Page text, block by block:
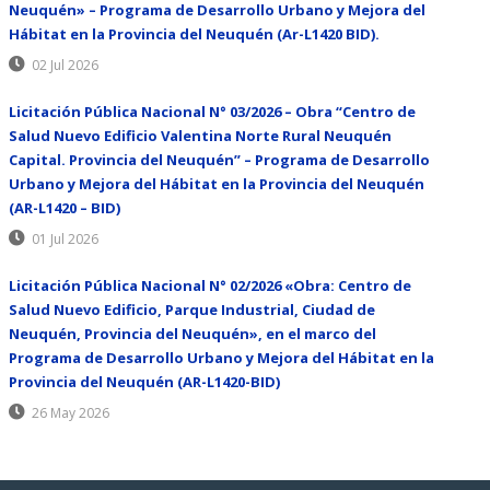
Neuquén» – Programa de Desarrollo Urbano y Mejora del
Hábitat en la Provincia del Neuquén (Ar-L1420 BID).
02 Jul 2026
Licitación Pública Nacional N° 03/2026 – Obra “Centro de
Salud Nuevo Edificio Valentina Norte Rural Neuquén
Capital. Provincia del Neuquén” – Programa de Desarrollo
Urbano y Mejora del Hábitat en la Provincia del Neuquén
(AR-L1420 – BID)
01 Jul 2026
Licitación Pública Nacional N° 02/2026 «Obra: Centro de
Salud Nuevo Edificio, Parque Industrial, Ciudad de
Neuquén, Provincia del Neuquén», en el marco del
Programa de Desarrollo Urbano y Mejora del Hábitat en la
Provincia del Neuquén (AR-L1420-BID)
26 May 2026